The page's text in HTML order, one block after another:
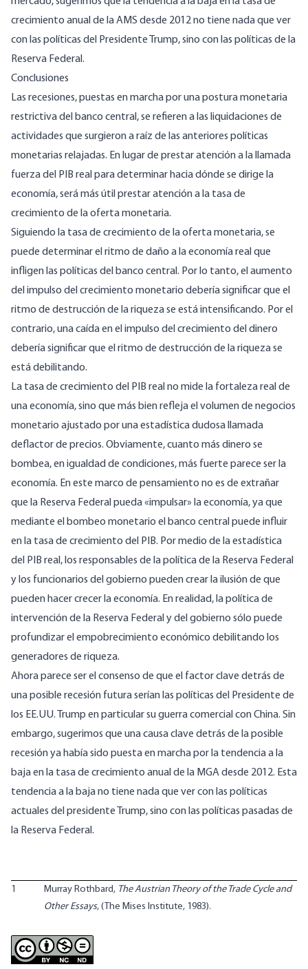
crecimiento anual de la AMS desde 2012 no tiene nada que ver
con las políticas del Presidente Trump, sino con las políticas de la
Reserva Federal.
Conclusiones
Las recesiones, puestas en marcha por una postura monetaria
restrictiva del banco central, se refieren a las liquidaciones de
actividades que surgieron a raíz de las anteriores políticas
monetarias relajadas. En lugar de prestar atención a la llamada
fuerza del PIB real para determinar hacia dónde se dirige la
economía, será más útil prestar atención a la tasa de
crecimiento de la oferta monetaria.
Siguiendo la tasa de crecimiento de la oferta monetaria, se
puede determinar el ritmo de daño a la economía real que
infligen las políticas del banco central. Por lo tanto, el aumento
del impulso del crecimiento monetario debería significar que el
ritmo de destrucción de la riqueza se está intensificando. Por el
contrario, una caída en el impulso del crecimiento del dinero
debería significar que el ritmo de destrucción de la riqueza se
está debilitando.
La tasa de crecimiento del PIB real no mide la fortaleza real de
una economía, sino que más bien refleja el volumen de negocios
monetario ajustado por una estadística dudosa llamada
deflactor de precios. Obviamente, cuanto más dinero se
bombea, en igualdad de condiciones, más fuerte parece ser la
economía. En este marco de pensamiento no es de extrañar
que la Reserva Federal pueda «impulsar» la economía, ya que
mediante el bombeo monetario el banco central puede influir
en la tasa de crecimiento del PIB. Por medio de la estadística
del PIB real, los responsables de la política de la Reserva Federal
y los funcionarios del gobierno pueden crear la ilusión de que
pueden hacer crecer la economía. En realidad, la política de
intervención de la Reserva Federal y del gobierno sólo puede
profundizar el empobrecimiento económico debilitando los
generadores de riqueza.
Ahora parece ser el consenso de que el factor clave detrás de
una posible recesión futura serían las políticas del Presidente de
los EE.UU. Trump en particular su guerra comercial con China. Sin
embargo, sugerimos que una causa clave detrás de la posible
recesión ya había sido puesta en marcha por la tendencia a la
baja en la tasa de crecimiento anual de la MGA desde 2012. Esta
tendencia a la baja no tiene nada que ver con las políticas
actuales del presidente Trump, sino con las políticas pasadas de
la Reserva Federal.
1 Murray Rothbard, The Austrian Theory of the Trade Cycle and
Other Essays, (The Mises Institute, 1983).